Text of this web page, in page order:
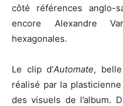
côté références anglo-
encore Alexandre
hexagonales.
Le clip d’Automate,
réalisé par la
des visuels de l’album.